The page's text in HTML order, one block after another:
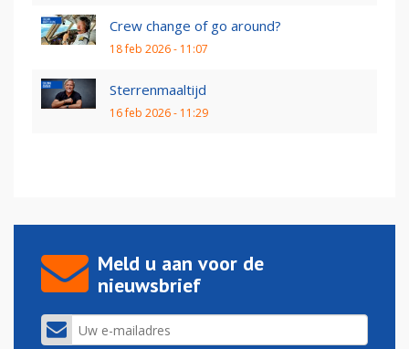
Crew change of go around?
18 feb 2026 - 11:07
Sterrenmaaltijd
16 feb 2026 - 11:29
Meld u aan voor de
nieuwsbrief